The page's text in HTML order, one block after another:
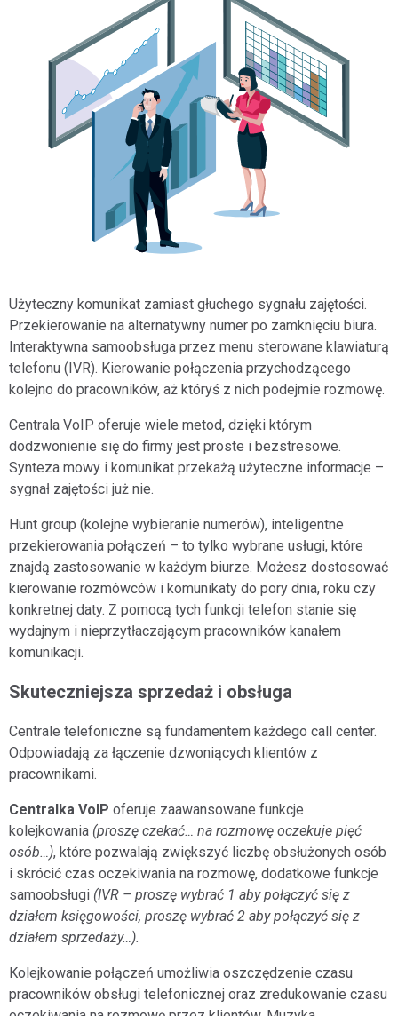
Użyteczny komunikat zamiast głuchego sygnału zajętości.
Przekierowanie na alternatywny numer po zamknięciu biura.
Interaktywna samoobsługa przez menu sterowane klawiaturą
telefonu (IVR). Kierowanie połączenia przychodzącego
kolejno do pracowników, aż któryś z nich podejmie rozmowę.
Centrala VoIP oferuje wiele metod, dzięki którym
dodzwonienie się do firmy jest proste i bezstresowe.
Synteza mowy i komunikat przekażą użyteczne informacje –
sygnał zajętości już nie.
Hunt group (kolejne wybieranie numerów), inteligentne
przekierowania połączeń – to tylko wybrane usługi, które
znajdą zastosowanie w każdym biurze. Możesz dostosować
kierowanie rozmówców i komunikaty do pory dnia, roku czy
konkretnej daty. Z pomocą tych funkcji telefon stanie się
wydajnym i nieprzytłaczającym pracowników kanałem
komunikacji.
Skuteczniejsza sprzedaż i obsługa
Centrale telefoniczne są fundamentem każdego call center.
Odpowiadają za łączenie dzwoniących klientów z
pracownikami.
Centralka VoIP oferuje zaawansowane funkcje
kolejkowania (proszę czekać… na rozmowę oczekuje pięć
osób…), które pozwalają zwiększyć liczbę obsłużonych osób
i skrócić czas oczekiwania na rozmowę, dodatkowe funkcje
samoobsługi (IVR – proszę wybrać 1 aby połączyć się z
działem księgowości, proszę wybrać 2 aby połączyć się z
działem sprzedaży…).
Kolejkowanie połączeń umożliwia oszczędzenie czasu
pracowników obsługi telefonicznej oraz zredukowanie czasu